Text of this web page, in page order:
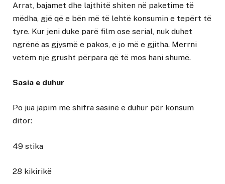
Arrat, bajamet dhe lajthitë shiten në paketime të
mëdha, gjë që e bën më të lehtë konsumin e tepërt të
tyre. Kur jeni duke parë film ose serial, nuk duhet
ngrënë as gjysmë e pakos, e jo më e gjitha. Merrni
vetëm një grusht përpara që të mos hani shumë.
Sasia e duhur
Po jua japim me shifra sasinë e duhur për konsum
ditor:
49 stika
28 kikirikë